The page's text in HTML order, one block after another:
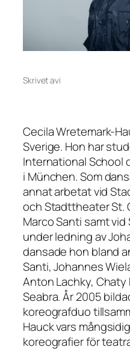
Skrivet avi
Cecila Wretemark-
Sverige. Hon har
International School
i München. Som
annat arbetat vid
och Stadttheater St.
Marco Santi samt
under ledning av
dansade hon bland
Santi, Johannes
Anton Lachky,
Seabra. År 2005
koreografduo
Hauck vars
koreografier för